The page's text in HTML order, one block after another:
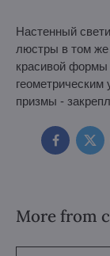
Настенный
люстры в том же
красивой формы
геометрическим
призмы -
Facebook
More from